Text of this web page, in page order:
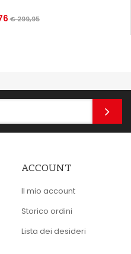
€ 299,95
ACCOUNT
Il mio account
Storico ordini
Lista dei desideri